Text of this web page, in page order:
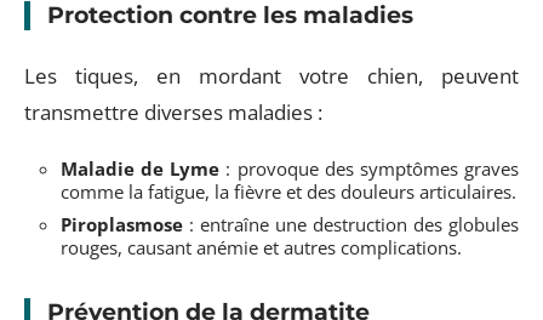
Protection contre les maladies
Les tiques, en mordant votre chien, peuvent
transmettre diverses maladies :
Maladie de Lyme : provoque des symptômes graves
comme la fatigue, la fièvre et des douleurs articulaires.
Piroplasmose : entraîne une destruction des globules
rouges, causant anémie et autres complications.
Prévention de la dermatite